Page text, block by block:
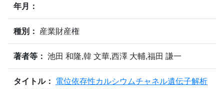
年月：
種別： 産業財産権
著者等： 池田 和隆,韓 文華,西澤 大輔,福田 謙一
タイトル：
電位依存性カルシウムチャネル遺伝子解析